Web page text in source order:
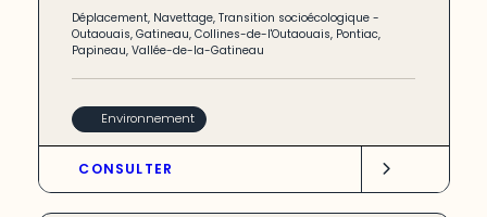
Déplacement, Navettage,Transition socioécologique -
Outaouais,Gatineau,Collines-de-l'Outaouais, Pontiac,
Papineau,Vallée-de-la-Gatineau
Environnement
CONSULTER